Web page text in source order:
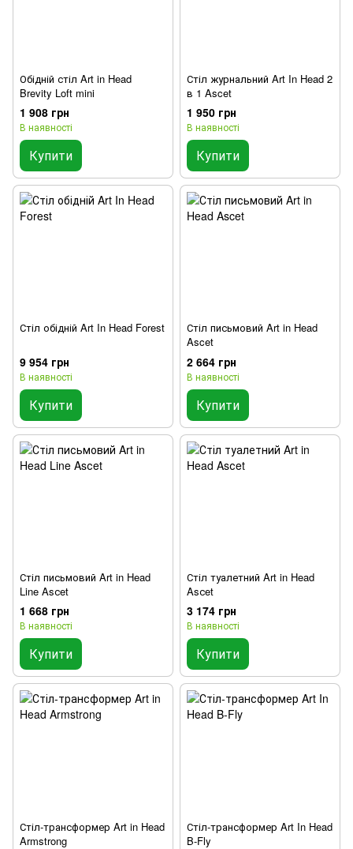
Обідній стіл Art in Head
Brevity Loft mini
1 908 грн
В наявності
Купити
Стіл журнальний Art In Head 2
в 1 Ascet
1 950 грн
В наявності
Купити
Стіл обідній Art In Head Forest
9 954 грн
В наявності
Купити
Стіл письмовий Art in Head
Ascet
2 664 грн
В наявності
Купити
Стіл письмовий Art in Head
Line Asсet
1 668 грн
В наявності
Купити
Стіл туалетний Art in Head
Asсet
3 174 грн
В наявності
Купити
Стіл-трансформер Art in Head
Armstrong
Стіл-трансформер Art In Head
B-Fly